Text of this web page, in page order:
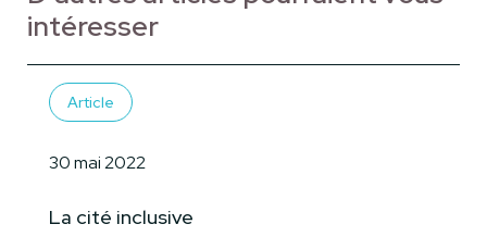
intéresser
La cité inclusive
Article
30 mai 2022